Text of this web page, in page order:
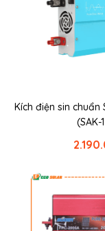
Kích điện sin chuẩn
(SAK-